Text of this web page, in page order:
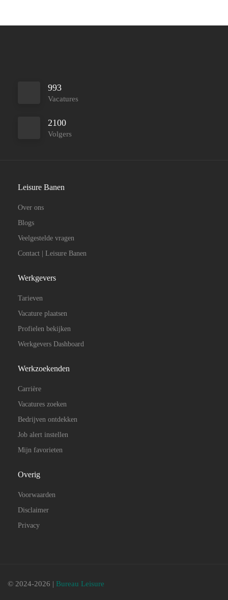
993
Vacatures
2100
Volgers
Leisure Banen
Over ons
Blogs
Veelgestelde vragen
Contact | Leisure Banen
Werkgevers
Tarieven
Vacature plaatsen
Profielen bekijken
Werkgevers Dashboard
Werkzoekenden
Carrière
Vacatures zoeken
Bedrijven ontdekken
Job alert instellen
Mijn favorieten
Overig
Voorwaarden
Disclaimer
Privacy
© 2024-2026 | Bureau Leisure